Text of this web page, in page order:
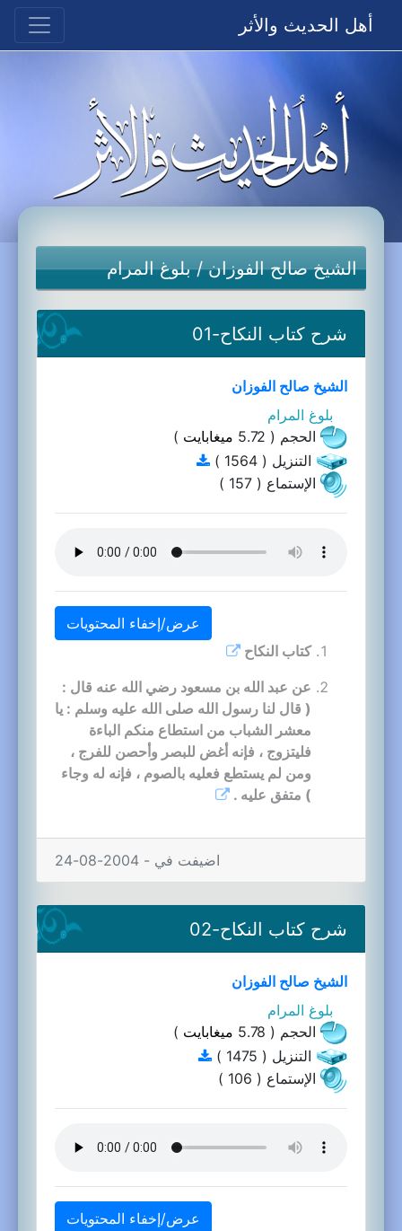
أهل الحديث والأثر
الشيخ صالح الفوزان/بلوغ المرام
شرح كتاب النكاح-01
الشيخ صالح الفوزان
بلوغ المرام
الحجم ( 5.72
ميغابايت )
التنزيل ( 1564 )
الإستماع ( 157 )
عرض/إخفاء المحتويات
كتاب النكاح
عن عبد الله بن مسعود رضي الله عنه قال :
( قال لنا رسول الله صلى الله عليه وسلم : يا
معشر الشباب من استطاع منكم الباءة
فليتزوج ، فإنه أغض للبصر وأحصن للفرج ،
ومن لم يستطع فعليه بالصوم ، فإنه له وجاء
) متفق عليه .
اضيفت في - 2004-08-24
شرح كتاب النكاح-02
الشيخ صالح الفوزان
بلوغ المرام
الحجم ( 5.78
ميغابايت )
التنزيل ( 1475 )
الإستماع ( 106 )
عرض/إخفاء المحتويات